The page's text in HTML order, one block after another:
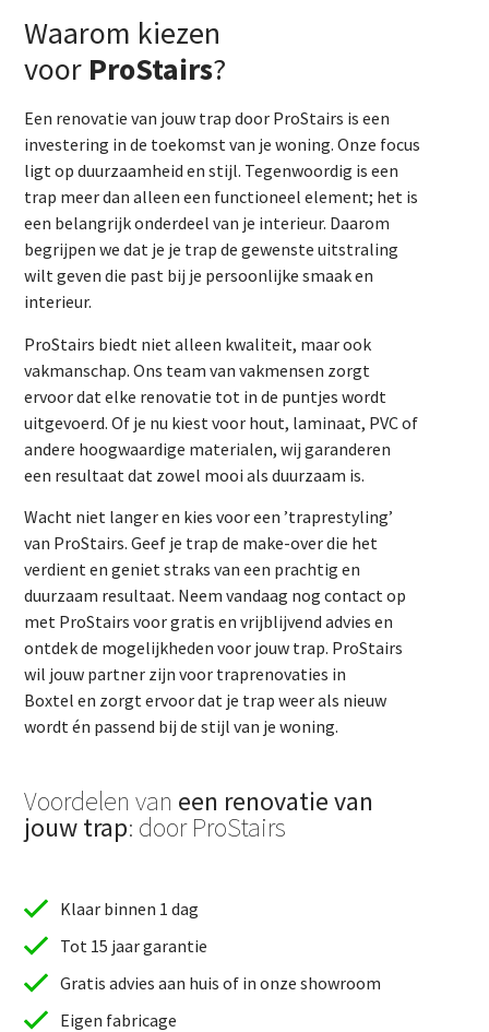
Waarom kiezen
voor ProStairs?
Een renovatie van jouw trap door ProStairs is een
investering in de toekomst van je woning. Onze focus
ligt op duurzaamheid en stijl. Tegenwoordig is een
trap meer dan alleen een functioneel element; het is
een belangrijk onderdeel van je interieur. Daarom
begrijpen we dat je je trap de gewenste uitstraling
wilt geven die past bij je persoonlijke smaak en
interieur.
ProStairs biedt niet alleen kwaliteit, maar ook
vakmanschap. Ons team van vakmensen zorgt
ervoor dat elke renovatie tot in de puntjes wordt
uitgevoerd. Of je nu kiest voor hout, laminaat, PVC of
andere hoogwaardige materialen, wij garanderen
een resultaat dat zowel mooi als duurzaam is.
Wacht niet langer en kies voor een ’traprestyling’
van ProStairs. Geef je trap de make-over die het
verdient en geniet straks van een prachtig en
duurzaam resultaat. Neem vandaag nog contact op
met ProStairs voor gratis en vrijblijvend advies en
ontdek de mogelijkheden voor jouw trap. ProStairs
wil jouw partner zijn voor traprenovaties in
Boxtel en zorgt ervoor dat je trap weer als nieuw
wordt én passend bij de stijl van je woning.
Voordelen van een renovatie van
jouw trap: door ProStairs
Klaar binnen 1 dag
Tot 15 jaar garantie
Gratis advies aan huis of in onze showroom
Eigen fabricage